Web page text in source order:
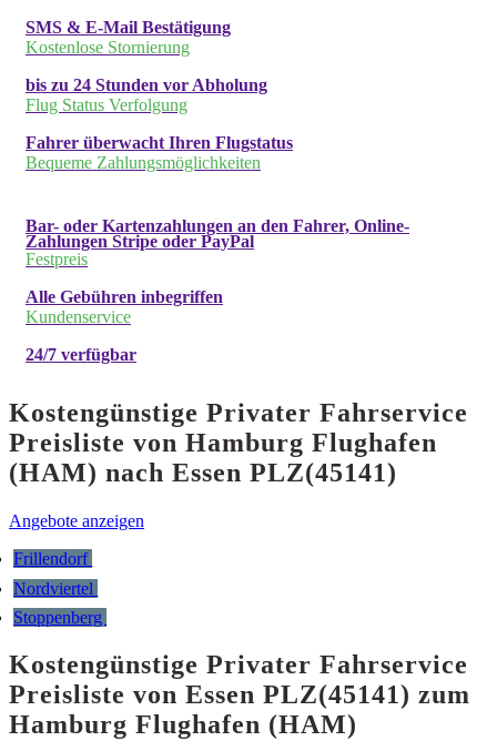
SMS & E-Mail Bestätigung
Kostenlose Stornierung
bis zu 24 Stunden vor Abholung
Flug Status Verfolgung
Fahrer überwacht Ihren Flugstatus
Bequeme Zahlungsmöglichkeiten
Bar- oder Kartenzahlungen an den Fahrer, Online-
Zahlungen Stripe oder PayPal
Festpreis
Alle Gebühren inbegriffen
Kundenservice
24/7 verfügbar
Kostengünstige Privater Fahrservice
Preisliste von Hamburg Flughafen
(HAM) nach Essen PLZ(45141)
Angebote anzeigen
Frillendorf
Nordviertel
Stoppenberg
Kostengünstige Privater Fahrservice
Preisliste von Essen PLZ(45141) zum
Hamburg Flughafen (HAM)